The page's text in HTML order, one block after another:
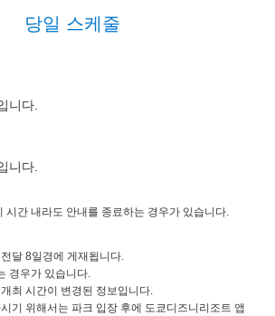
당일 스케줄
니다.
니다.
시간 내라도 안내를 종료하는 경우가 있습니다.
달 8일경에 게재됩니다.
경우가 있습니다.
최 시간이 변경된 정보입니다.
기 위해서는 파크 입장 후에 도쿄디즈니리조트 앱